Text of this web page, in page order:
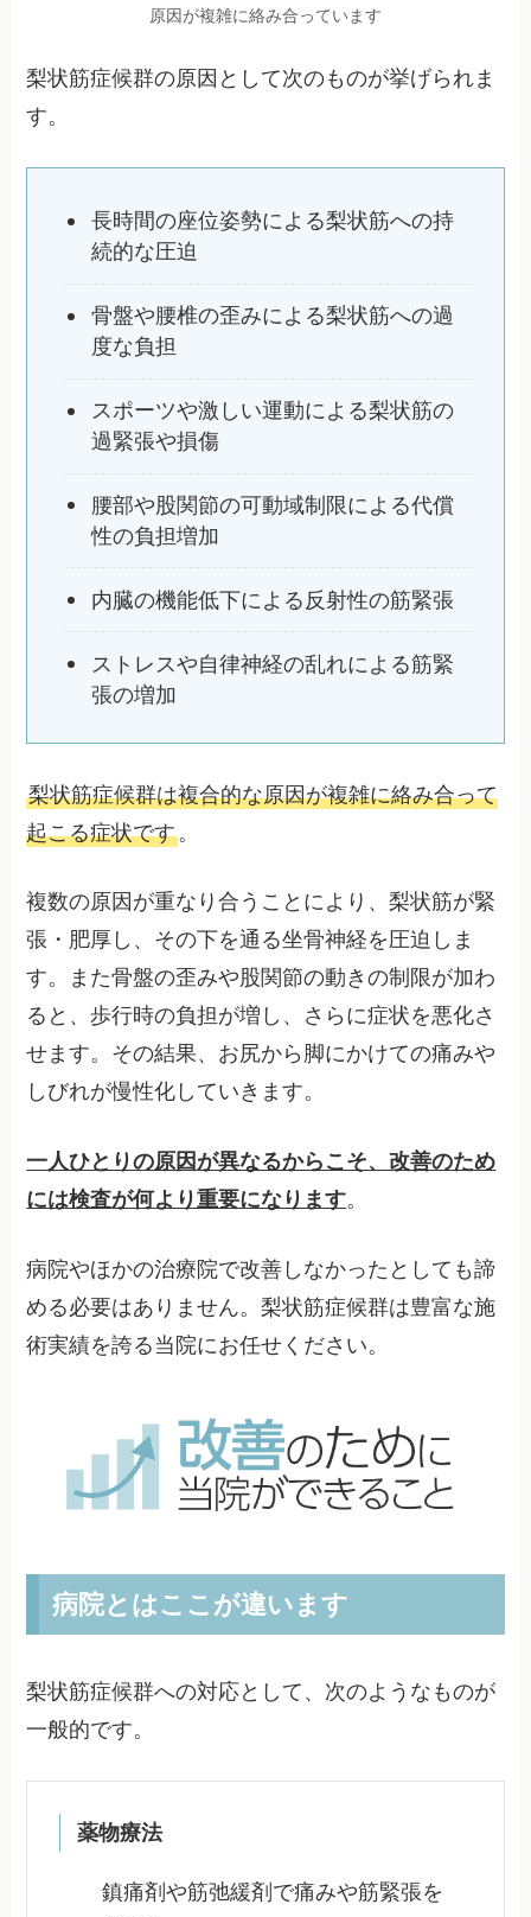
原因が複雑に絡み合っています
梨状筋症候群の原因として次のものが挙げられま
す。
長時間の座位姿勢による梨状筋への持
続的な圧迫
骨盤や腰椎の歪みによる梨状筋への過
度な負担
スポーツや激しい運動による梨状筋の
過緊張や損傷
腰部や股関節の可動域制限による代償
性の負担増加
内臓の機能低下による反射性の筋緊張
ストレスや自律神経の乱れによる筋緊
張の増加
梨状筋症候群は複合的な原因が複雑に絡み合って
起こる症状です。
複数の原因が重なり合うことにより、梨状筋が緊
張・肥厚し、その下を通る坐骨神経を圧迫しま
す。また骨盤の歪みや股関節の動きの制限が加わ
ると、歩行時の負担が増し、さらに症状を悪化さ
せます。その結果、お尻から脚にかけての痛みや
しびれが慢性化していきます。
一人ひとりの原因が異なるからこそ、改善のため
には検査が何より重要になります。
病院やほかの治療院で改善しなかったとしても諦
める必要はありません。梨状筋症候群は豊富な施
術実績を誇る当院にお任せください。
病院とはここが違います
梨状筋症候群への対応として、次のようなものが
一般的です。
薬物療法
鎮痛剤や筋弛緩剤で痛みや筋緊張を